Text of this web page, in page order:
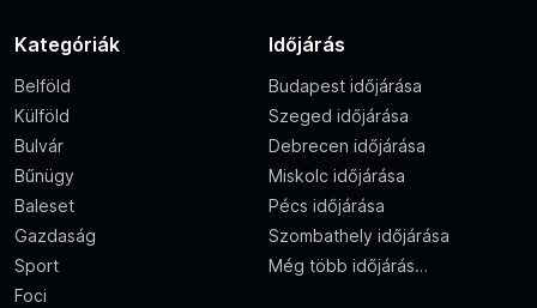
Kategóriák
Belföld
Külföld
Bulvár
Bűnügy
Baleset
Gazdaság
Sport
Foci
Időjárás
Budapest időjárása
Szeged időjárása
Debrecen időjárása
Miskolc időjárása
Pécs időjárása
Szombathely időjárása
Még több időjárás…